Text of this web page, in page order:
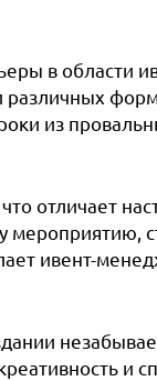
в области
из
отличает
мероприятию,
ивент-
и